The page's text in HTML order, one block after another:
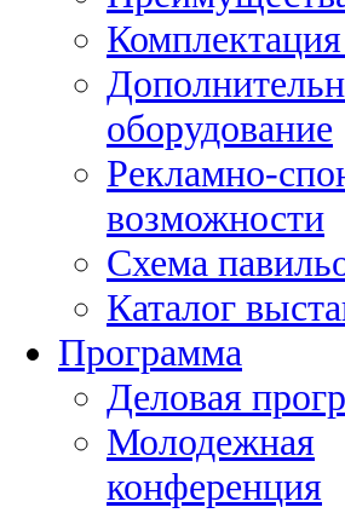
оборудование
Рекламно-
возможности
Схема
Каталог
Программа
Деловая
Молодежная
конференция